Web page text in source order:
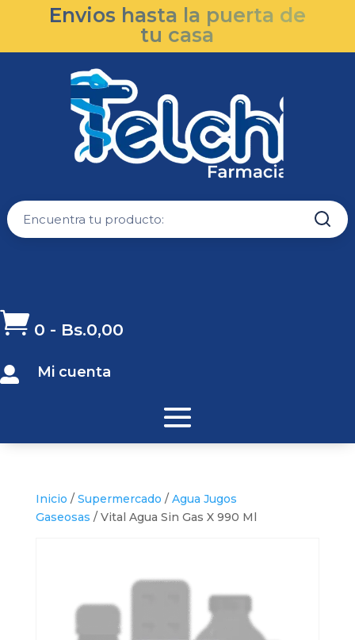
Envios hasta la puerta de
tu casa
 0 - Bs.0,00
 Mi cuenta
Inicio / Supermercado / Agua Jugos
Gaseosas / Vital Agua Sin Gas X 990 Ml